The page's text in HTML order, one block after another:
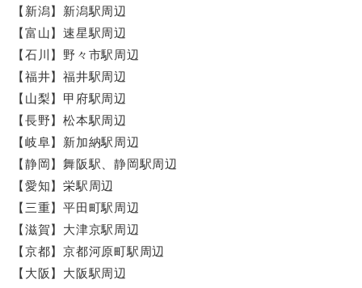
【新潟】新潟駅周辺
【富山】速星駅周辺
【石川】野々市駅周辺
【福井】福井駅周辺
【山梨】甲府駅周辺
【長野】松本駅周辺
【岐阜】新加納駅周辺
【静岡】舞阪駅、静岡駅周辺
【愛知】栄駅周辺
【三重】平田町駅周辺
【滋賀】大津京駅周辺
【京都】京都河原町駅周辺
【大阪】大阪駅周辺